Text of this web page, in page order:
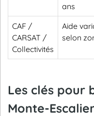
ans
CAF /
CARSAT /
Collectivités
Aide
selon
Les clés pour
Monte-